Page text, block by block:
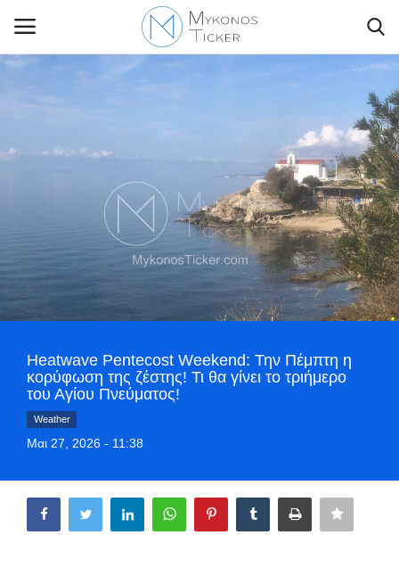
Contact Us
Travel
World
Style Adorés
Greece
Arts & Culture
Heatwave Pentecost Weekend: Την Πέμπτη η
κορύφωση της ζέστης! Τι θα γίνει το τριήμερο
του Αγίου Πνεύματος!
Weather
Μαι 27, 2026 - 11:38